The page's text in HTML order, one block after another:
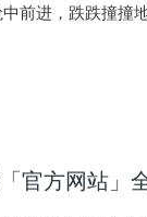
前进，跌跌撞撞
官方网站」